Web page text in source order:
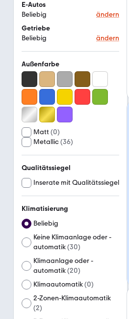
E-Autos
Beliebig
ändern
Getriebe
Beliebig
ändern
Außenfarbe
Matt (0)
Metallic(36)
Qualitätssiegel
Inserate mit Qualitätssiegel
Klimatisierung
Beliebig
Keine Klimaanlage oder -
automatik(30)
Klimaanlage oder -
automatik(20)
Klimaautomatik(0)
2-Zonen-Klimaautomatik
(2)